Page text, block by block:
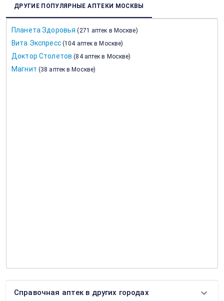
ДРУГИЕ ПОПУЛЯРНЫЕ АПТЕКИ МОСКВЫ
Планета Здоровья (271 аптек в Москве)
Вита Экспресс (104 аптек в Москве)
Доктор Столетов (84 аптек в Москве)
Магнит (38 аптек в Москве)
Справочная аптек в других городах